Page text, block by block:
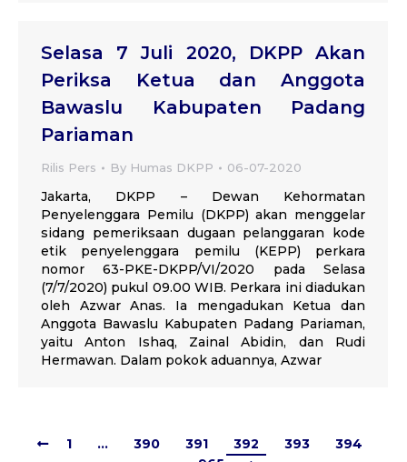
Selasa 7 Juli 2020, DKPP Akan
Periksa Ketua dan Anggota
Bawaslu Kabupaten Padang
Pariaman
Rilis Pers By Humas DKPP 06-07-2020
Jakarta, DKPP – Dewan Kehormatan
Penyelenggara Pemilu (DKPP) akan menggelar
sidang pemeriksaan dugaan pelanggaran kode
etik penyelenggara pemilu (KEPP) perkara
nomor 63-PKE-DKPP/VI/2020 pada Selasa
(7/7/2020) pukul 09.00 WIB. Perkara ini diadukan
oleh Azwar Anas. Ia mengadukan Ketua dan
Anggota Bawaslu Kabupaten Padang Pariaman,
yaitu Anton Ishaq, Zainal Abidin, dan Rudi
Hermawan. Dalam pokok aduannya, Azwar
1 … 390 391 392 393
394